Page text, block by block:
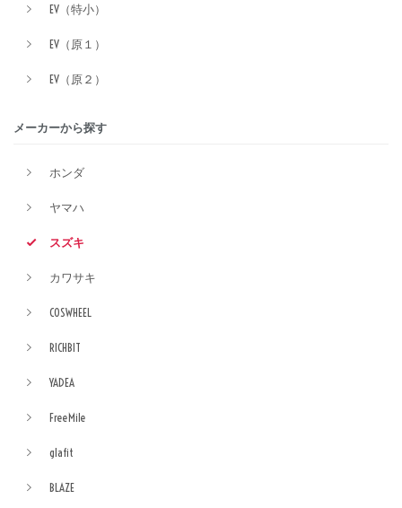
EV（特小）
EV（原１）
EV（原２）
メーカーから探す
ホンダ
ヤマハ
スズキ
カワサキ
COSWHEEL
RICHBIT
YADEA
FreeMile
glafit
BLAZE